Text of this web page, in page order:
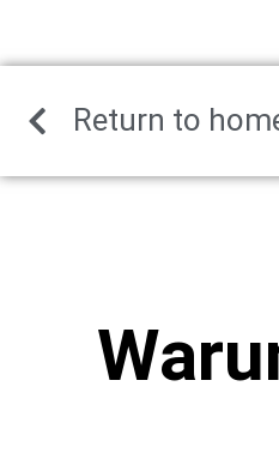
Return to